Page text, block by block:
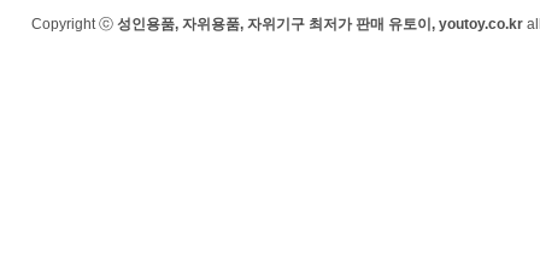
Copyright ⓒ 성인용품, 자위용품, 자위기구 최저가 판매 유토이, youtoy.co.kr